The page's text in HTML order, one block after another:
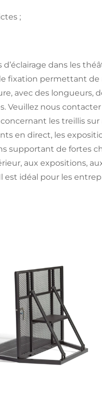
;
dans les
fixation permettant de
avec des longueurs,
Veuillez nous
les treillis sur
en direct, les
supportant de fortes
aux expositions,
est idéal pour les